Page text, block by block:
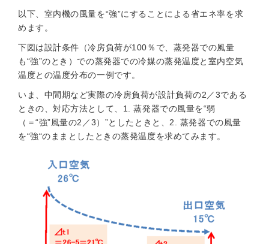
以下、室内機の風量を“強”にすることによる省エネ率を求
めます。
下図は設計条件（冷房負荷が100％で、蒸発器での風量
も“強”のとき）での蒸発器での冷媒の蒸発温度と室内空気
温度との温度分布の一例です。
いま、中間期など実際の冷房負荷が設計負荷の2／3である
ときの、対応方法として、1. 蒸発器での風量を“弱
（＝“強”風量の2／3）”としたときと、2. 蒸発器での風量
を“強“のままとしたときの蒸発温度を求めてみます。